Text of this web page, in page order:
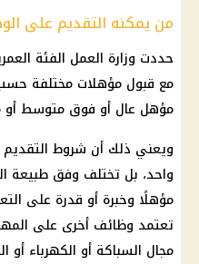
من يمكنه التقديم على
حددت وزارة العمل
مع قبول مؤهلات مختلفة
مؤهل عال أو فوق متوسط
ويعني ذلك أن شروط
واحد، بل تختلف وفق طبيعة
مؤهلًا وخبرة أو قدرة على
تعتمد وظائف أخرى على
مجال السباكة أو الكهرباء أو